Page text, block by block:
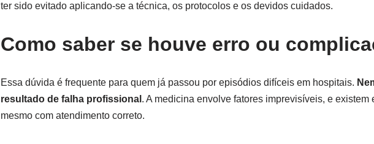
ter sido evitado aplicando-se a técnica, os protocolos e os devidos cuidados.
Como saber se houve erro ou
Essa dúvida é frequente para quem já passou por episódios difíceis em hospitais.
resultado de falha profissional . A medicina envolve fatores imprevisíveis, e existem
mesmo com atendimento correto.